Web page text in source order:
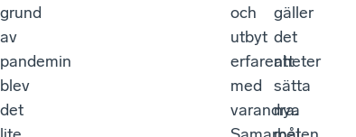
grund
av
pandemin
blev
det
och
utbyt
erfarenheter
med
varandra.
gäller
det
att
sätta
nya